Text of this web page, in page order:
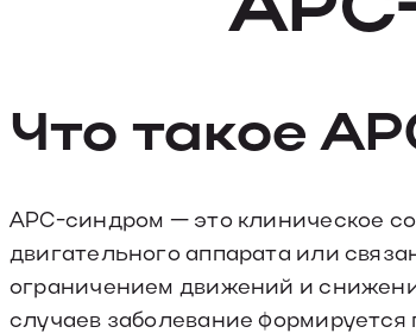
Что такое
АРС-синдром — это клиническое
двигательного аппарата или
ограничением движений и
случаев заболевание